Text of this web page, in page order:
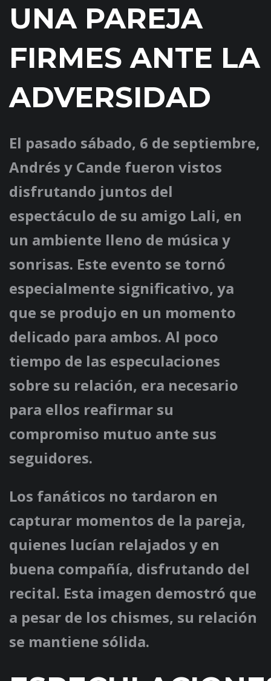
UNA PAREJA
FIRMES ANTE LA
ADVERSIDAD
El pasado sábado, 6 de septiembre,
Andrés y Cande fueron vistos
disfrutando juntos del
espectáculo de su amigo Lali, en
un ambiente lleno de música y
sonrisas. Este evento se tornó
especialmente significativo, ya
que se produjo en un momento
delicado para ambos. Al poco
tiempo de las especulaciones
sobre su relación, era necesario
para ellos reafirmar su
compromiso mutuo ante sus
seguidores.
Los fanáticos no tardaron en
capturar momentos de la pareja,
quienes lucían relajados y en
buena compañía, disfrutando del
recital. Esta imagen demostró que
a pesar de los chismes, su relación
se mantiene sólida.